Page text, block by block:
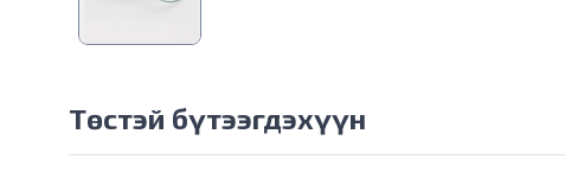
Төстэй бүтээгдэхүүн